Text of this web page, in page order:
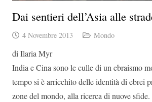
Dai sentieri dell’Asia alle
4 Novembre 2013 Mondo
di Ilaria Myr
India e Cina sono le culle di un ebraismo
tempo si è arricchito delle identità di ebrei
zone del mondo, alla ricerca di nuove